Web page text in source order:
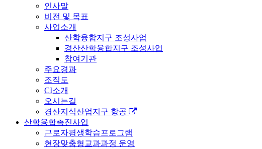
인사말
비전 및 목표
사업소개
산학융합지구 조성사업
경산산학융합지구 조성사업
참여기관
주요경과
조직도
CI소개
오시는길
경산지식산업지구 항공
산학융합촉진사업
근로자평생학습프로그램
현장맞춤형교과과정 운영